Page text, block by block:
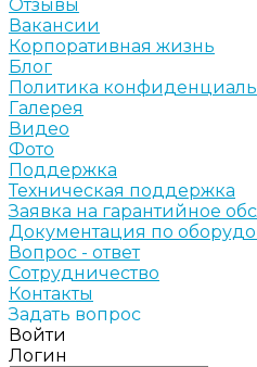
Отзывы
Вакансии
Корпоративная жизнь
Блог
Политика
Галерея
Видео
Фото
Поддержка
Техническая поддержка
Заявка на гарантийное
Документация по
Вопрос - ответ
Сотрудничество
Контакты
Задать вопрос
Войти
Логин